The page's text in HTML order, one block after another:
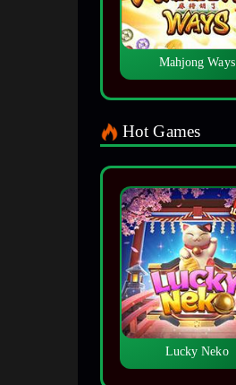
Mahjong Ways
Hot Games
Lucky Neko